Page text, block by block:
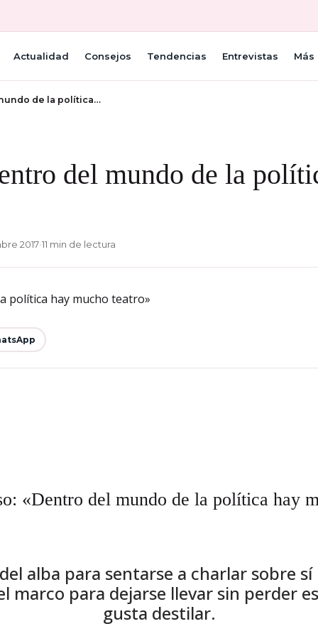
Actualidad Consejos Tendencias Entrevistas Más
de la política…
del mundo de la
2017•11 min de lectura
«Dentro del mundo de la política hay
alba para sentarse a charlar sobre
marco para dejarse llevar sin perder
gusta destilar.